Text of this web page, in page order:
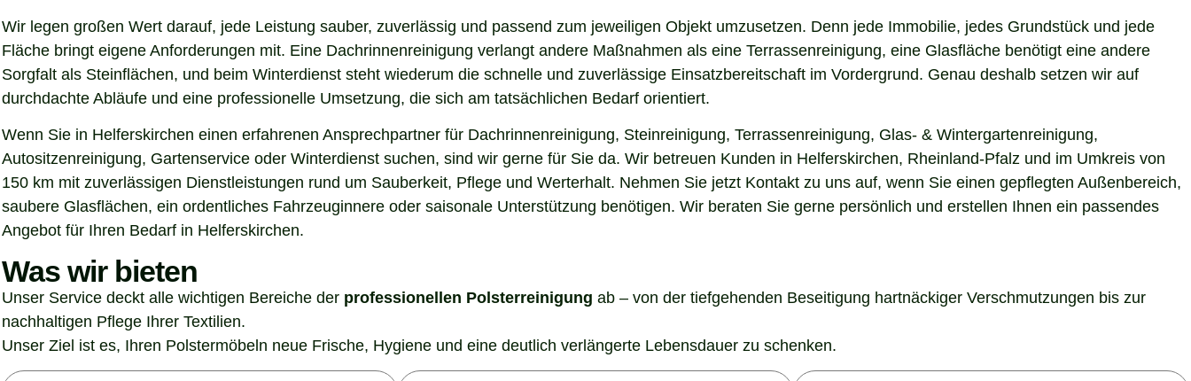
Wir legen großen Wert darauf, jede Leistung sauber, zuverlässig und passend zum jeweiligen Objekt umzusetzen. Denn jede Immobilie, jedes Grundstück und jede
Fläche bringt eigene Anforderungen mit. Eine Dachrinnenreinigung verlangt andere Maßnahmen als eine Terrassenreinigung, eine Glasfläche benötigt eine andere
Sorgfalt als Steinflächen, und beim Winterdienst steht wiederum die schnelle und zuverlässige Einsatzbereitschaft im Vordergrund. Genau deshalb setzen wir auf
durchdachte Abläufe und eine professionelle Umsetzung, die sich am tatsächlichen Bedarf orientiert.
Wenn Sie in Helferskirchen einen erfahrenen Ansprechpartner für Dachrinnenreinigung, Steinreinigung, Terrassenreinigung, Glas- & Wintergartenreinigung,
Autositzenreinigung, Gartenservice oder Winterdienst suchen, sind wir gerne für Sie da. Wir betreuen Kunden in Helferskirchen, Rheinland-Pfalz und im Umkreis von
150 km mit zuverlässigen Dienstleistungen rund um Sauberkeit, Pflege und Werterhalt. Nehmen Sie jetzt Kontakt zu uns auf, wenn Sie einen gepflegten Außenbereich,
saubere Glasflächen, ein ordentliches Fahrzeuginnere oder saisonale Unterstützung benötigen. Wir beraten Sie gerne persönlich und erstellen Ihnen ein passendes
Angebot für Ihren Bedarf in Helferskirchen.
Was wir bieten
Unser Service deckt alle wichtigen Bereiche der professionellen Polsterreinigung ab – von der tiefgehenden Beseitigung hartnäckiger Verschmutzungen bis zur
nachhaltigen Pflege Ihrer Textilien.
Unser Ziel ist es, Ihren Polstermöbeln neue Frische, Hygiene und eine deutlich verlängerte Lebensdauer zu schenken.